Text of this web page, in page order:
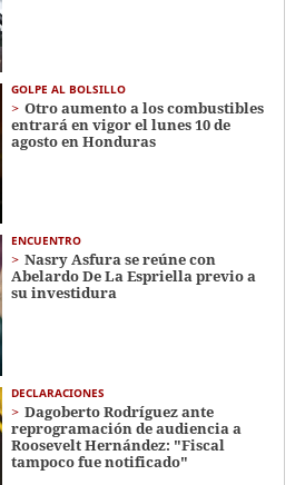
GOLPE AL BOLSILLO
Otro aumento a los combustibles
entrará en vigor el lunes 10 de
agosto en Honduras
ENCUENTRO
Nasry Asfura se reúne con
Abelardo De La Espriella previo a
su investidura
DECLARACIONES
Dagoberto Rodríguez ante
reprogramación de audiencia a
Roosevelt Hernández: "Fiscal
tampoco fue notificado"